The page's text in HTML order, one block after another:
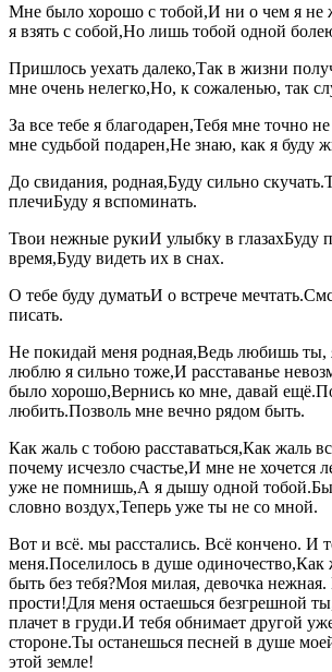
Мне было хорошо с тобой,И ни о чем я не
я взять с собой,Но лишь тобой одной
Пришлось уехать далеко,Так в жизни
мне очень нелегко,Но, к сожаленью, так
За все тебе я благодарен,Тебя мне точно
мне судьбой подарен,Не знаю, как я буду
До свидания, родная,Буду сильно
плечиБуду я вспоминать.
Твои нежные рукиИ улыбку в глазахБуду
время,Буду видеть их в снах.
О тебе буду думатьИ о встрече
писать.
Не покидай меня родная,Ведь любишь ты,
люблю я сильно тоже,И расставанье
было хорошо,Вернись ко мне, давай
любить.Позволь мне вечно рядом быть.
Как жаль с тобою расставаться,Как жаль
почему исчезло счастье,И мне не хочется
уже не помнишь,А я дышу одной
словно воздух,Теперь уже ты не со мной.
Вот и всё. мы расстались. Всё кончено. И
меня.Поселилось в душе одиночество,Как
быть без тебя?Моя милая, девочка
прости!Для меня остаешься безгрешной
плачет в груди.И тебя обнимает другой
стороне.Ты останешься песней в душе
этой земле!